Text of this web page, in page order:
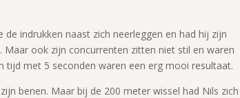
indrukken naast zich neerleggen en had hij zijn
ook zijn concurrenten zitten niet stil en waren
tijd met 5 seconden waren een erg mooi resultaat.
benen. Maar bij de 200 meter wissel had Nils zich